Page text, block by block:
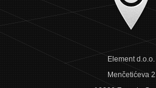
Element d.o.o.
Menčetićeva 2